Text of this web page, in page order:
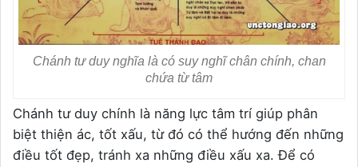
Chánh tư duy nghĩa là có suy nghĩ chân chính, chan
chứa từ tâm
Chánh tư duy chính là năng lực tâm trí giúp phân
biệt thiện ác, tốt xấu, từ đó có thể hướng đến những
điều tốt đẹp, tránh xa những điều xấu xa. Để có